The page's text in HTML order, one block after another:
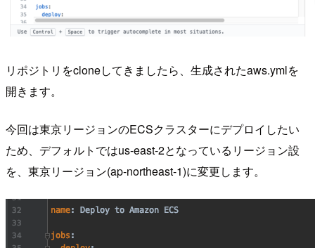
リポジトリをcloneしてきましたら、生成されたaws.ymlを
開きます。
今回は東京リージョンのECSクラスターにデプロイしたい
ため、デフォルトではus-east-2となっているリージョン設
を、東京リージョン(ap-northeast-1)に変更します。